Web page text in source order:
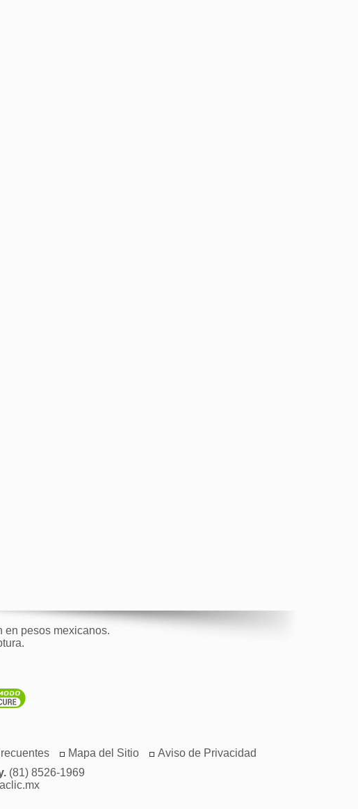
en pesos mexicanos.
Mapa del Sitio
Aviso de Privacidad
(81) 8526-1969